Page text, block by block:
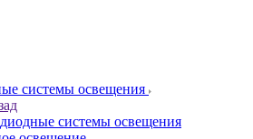
системы освещения
системы освещения